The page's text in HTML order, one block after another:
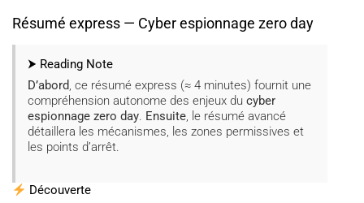
Résumé express — Cyber espionnage zero day
⮞ Reading Note
D’abord, ce résumé express (≈ 4 minutes) fournit une
compréhension autonome des enjeux du cyber
espionnage zero day. Ensuite, le résumé avancé
détaillera les mécanismes, les zones permissives et
les points d’arrêt.
Découverte